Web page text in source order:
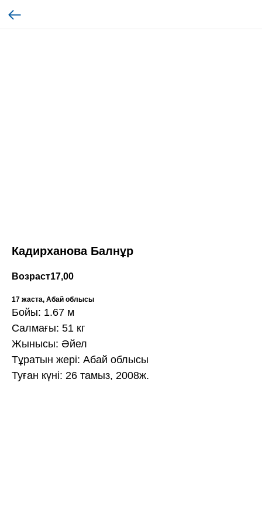
Кадирханова Балнұр
Возраст17,00
17 жаста, Абай облысы
Бойы: 1.67 м
Салмағы: 51 кг
Жынысы: Әйел
Тұратын жері: Абай облысы
Туған күні: 26 тамыз, 2008ж.